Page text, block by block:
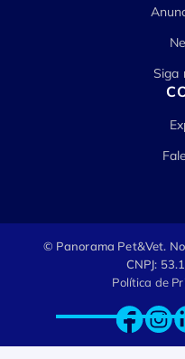
Siga
© Panorama Pet&Vet.
CNPJ:
Política de